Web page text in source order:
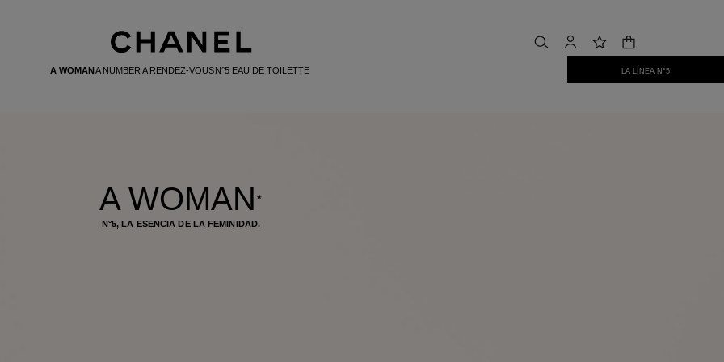
buscar cuentalista de deseos
cesta
A WOMAN *
N°5, LA ESENCIA DE LA FEMINIDAD.
A WOMANA NUMBER A RENDEZ-VOUS N°5 EAU DE TOILETTE LA LÍNEA N°5